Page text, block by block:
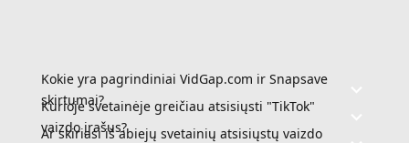
Kokie yra pagrindiniai VidGap.com ir Snapsave
skirtumai?
Kurioje svetainėje greičiau atsisiųsti "TikTok"
vaizdo įrašus?
Ar skiriasi iš abiejų svetainių atsisiųstų vaizdo